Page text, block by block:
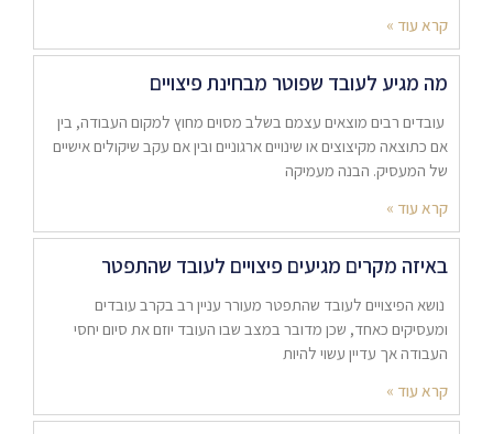
קרא עוד »
מה מגיע לעובד שפוטר מבחינת פיצויים
עובדים רבים מוצאים עצמם בשלב מסוים מחוץ למקום העבודה, בין
אם כתוצאה מקיצוצים או שינויים ארגוניים ובין אם עקב שיקולים אישיים
של המעסיק. הבנה מעמיקה
קרא עוד »
באיזה מקרים מגיעים פיצויים לעובד שהתפטר
נושא הפיצויים לעובד שהתפטר מעורר עניין רב בקרב עובדים
ומעסיקים כאחד, שכן מדובר במצב שבו העובד יוזם את סיום יחסי
העבודה אך עדיין עשוי להיות
קרא עוד »